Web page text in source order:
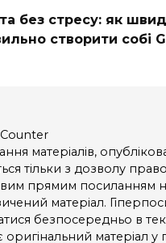
без стресу: як
створити собі
матеріалів,
тільки з дозволу
прямим посиланням
матеріал.
безпосередньо в
оригінальний матеріал